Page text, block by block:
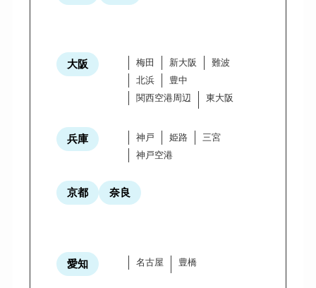
大阪 梅田 新大阪
難波
北浜
豊中
関西空港周辺
東大阪
兵庫 神戸 姫路
三宮
神戸空港
京都 奈良
愛知 名古屋 豊橋